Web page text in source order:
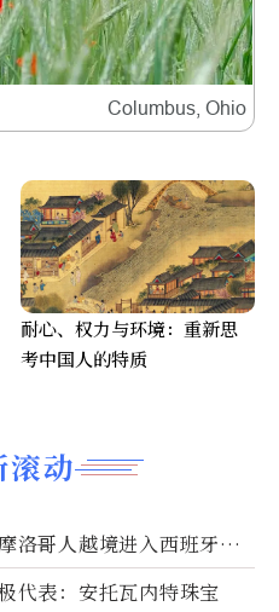
Columbus, Ohio
滚动
洛哥人越境进入西班牙休
代表：安托瓦内特珠宝
耐心、权力与环境：重新思
考中国人的特质